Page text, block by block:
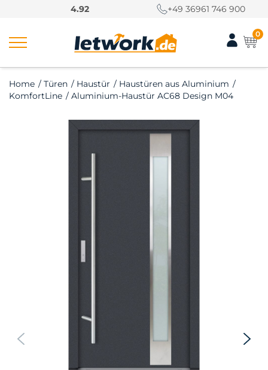
4.92 +49 36961 746 900
0
Home / Türen / Haustür / Haustüren aus Aluminium /
KomfortLine / Aluminium-Haustür AC68 Design M04